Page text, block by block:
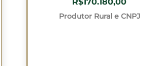
Produtor Rural e CNPJ